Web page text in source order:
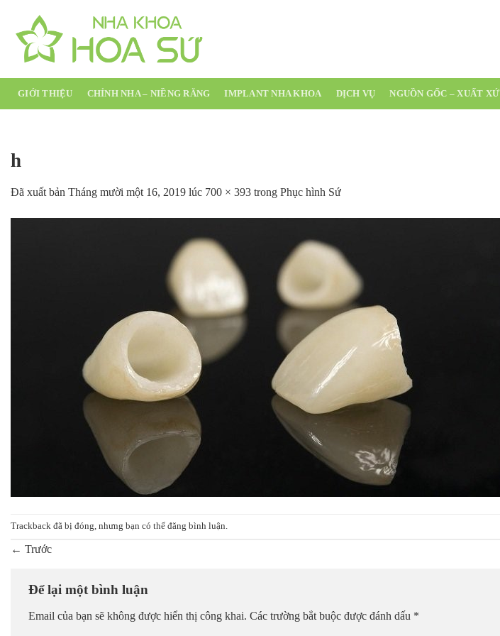
GIỚI THIỆU CHỈNH NHA – NIỀNG RĂNG IMPLANT NHA KHOA DỊCH VỤ NGUỒN GỐC – XUẤT XỨ
h
Đã xuất bản Tháng mười một 16, 2019 lúc 700 × 393 trong Phục hình Sứ
Trackback đã bị đóng, nhưng bạn có thể đăng bình luận.
← Trước
Để lại một bình luận
Email của bạn sẽ không được hiển thị công khai. Các trường bắt buộc được đánh dấu *